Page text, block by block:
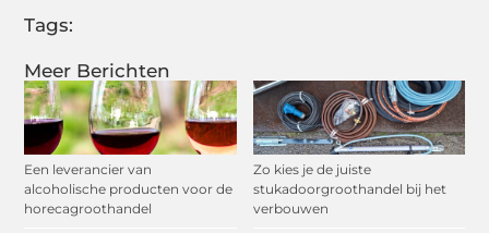
Meer Berichten
Een leverancier van
alcoholische producten voor de
horecagroothandel
Zo kies je de juiste
stukadoorgroothandel bij het
verbouwen
Tags: